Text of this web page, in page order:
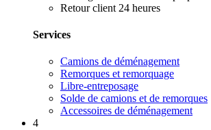
Retour client 24 heures
Services
Camions de déménagement
Remorques et remorquage
Libre-entreposage
Solde de camions et de remorques
Accessoires de déménagement
4